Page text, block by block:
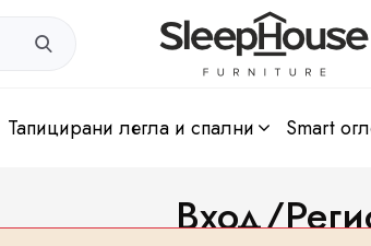
тапицирани легла и спални smart
Вход/